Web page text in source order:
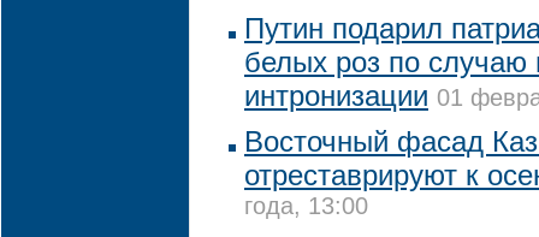
Путин подарил
белых роз по случаю
интронизации 01
Восточный фасад
отреставрируют к
года, 13:00